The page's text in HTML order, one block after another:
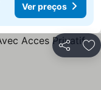
Ver preços
Partilhar